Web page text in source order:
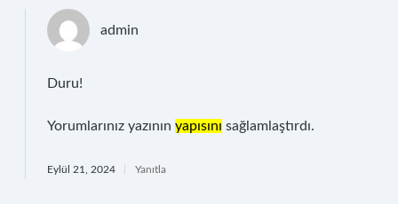
admin
Duru!
Yorumlarınız yazının yapısını sağlamlaştırdı.
Eylül 21, 2024 Yanıtla